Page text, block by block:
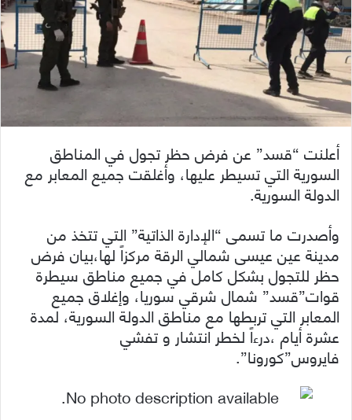
أعلنت “قسد” عن فرض حظر تجول في المناطق
السورية التي تسيطر عليها، وأغلقت جميع المعابر مع
الدولة السورية.
وأصدرت ما تسمى “الإدارة الذاتية” التي تتخذ من
مدينة عين عيسى شمالي الرقة مركزاً لها،بيان فرض
حظر للتجول بشكل كامل في جميع مناطق سيطرة
قوات”قسد” شمال شرقي سوريا، وإغلاق جميع
المعابر التي تربطها مع مناطق الدولة السورية، لمدة
عشرة أيام ،درءاً لخطر انتشار و تفشي
فايروس”كورونا”.